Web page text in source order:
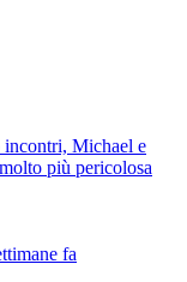
incontri, Michael e
più pericolosa
fa